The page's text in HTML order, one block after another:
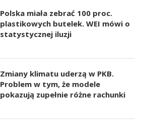
Polska miała zebrać 100 proc.
plastikowych butelek. WEI mówi o
statystycznej iluzji
Zmiany klimatu uderzą w PKB.
Problem w tym, że modele
pokazują zupełnie różne rachunki